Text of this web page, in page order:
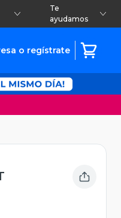
Te
ayudamos
o regístrate